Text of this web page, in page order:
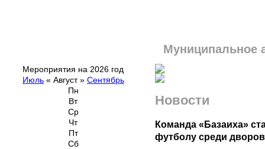
Муниципальное
Мероприятия на 2026 год
Июль « Август» Сентябрь
Пн
Вт
Ср
Чт
Пт
Сб
Новости
Команда «Базаиха»
футболу среди